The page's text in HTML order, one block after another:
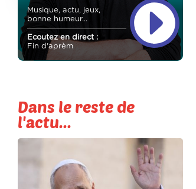
Musique, actu, jeux,
bonne humeur...
Ecoutez en direct :
Fin d'aprèm
Dans le reste de
l'actu...